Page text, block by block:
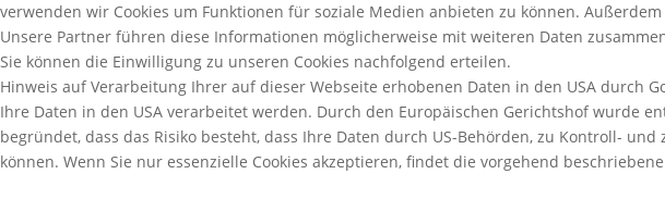
verwenden wir Cookies um Funktionen für soziale Medien anbieten zu können.
Unsere Partner führen diese Informationen möglicherweise mit weiteren Daten
Sie können die Einwilligung zu unseren Cookies nachfolgend erteilen.
Hinweis auf Verarbeitung Ihrer auf dieser Webseite erhobenen Daten in den USA durch
Ihre Daten in den USA verarbeitet werden. Durch den Europäischen Gerichtshof wurde
begründet, dass das Risiko besteht, dass Ihre Daten durch US-Behörden, zu Kontroll-
können. Wenn Sie nur essenzielle Cookies akzeptieren, findet die vorgehend